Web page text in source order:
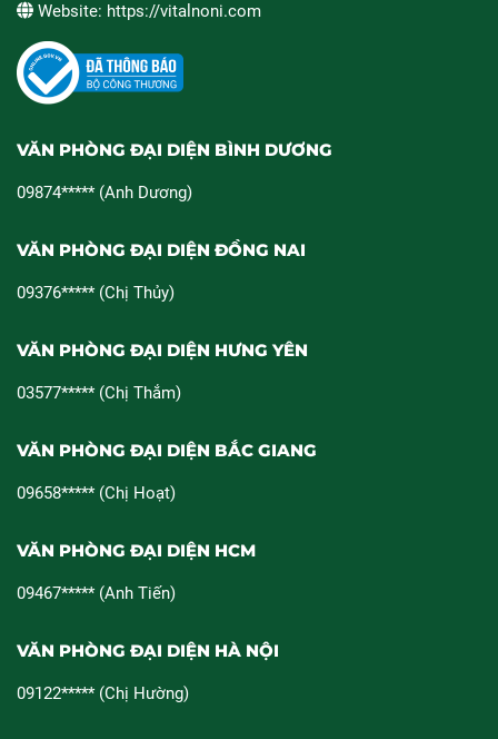
Website: https://vitalnoni.com
VĂN PHÒNG ĐẠI DIỆN BÌNH DƯƠNG
09874***** (Anh Dương)
VĂN PHÒNG ĐẠI DIỆN ĐỒNG NAI
09376***** (Chị Thủy)
VĂN PHÒNG ĐẠI DIỆN HƯNG YÊN
03577***** (Chị Thắm)
VĂN PHÒNG ĐẠI DIỆN BẮC GIANG
09658***** (Chị Hoạt)
VĂN PHÒNG ĐẠI DIỆN HCM
09467***** (Anh Tiến)
VĂN PHÒNG ĐẠI DIỆN HÀ NỘI
09122***** (Chị Hường)